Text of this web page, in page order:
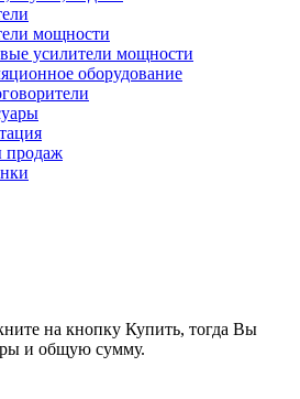
мощности
усилители мощности
оборудование
продаж
на кнопку Купить, тогда Вы
и общую сумму.